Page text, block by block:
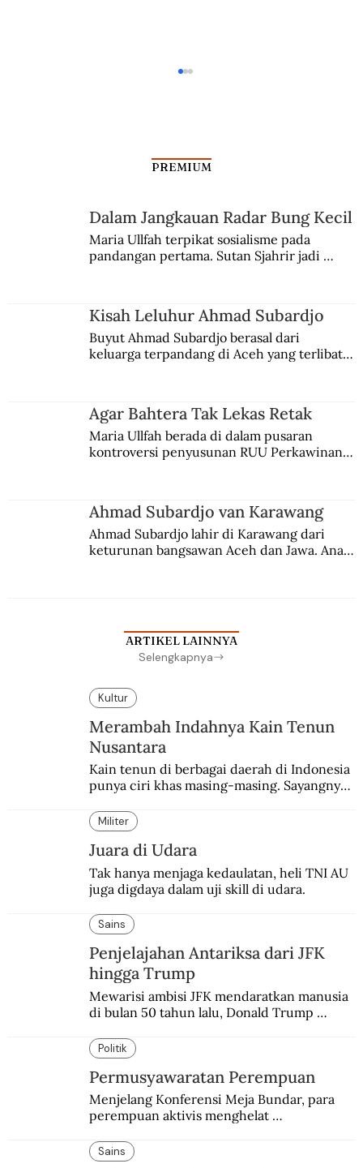
Malam Muda-Mudi Jakarta
PREMIUM
Dalam Jangkauan Radar Bung Kecil
Maria Ullfah terpikat sosialisme pada
pandangan pertama. Sutan Sjahrir jadi
Kisah Leluhur Ahmad Subardjo
Buyut Ahmad Subardjo berasal dari
keluarga terpandang di Aceh yang terlibat
Agar Bahtera Tak Lekas Retak
Maria Ullfah berada di dalam pusaran
kontroversi penyusunan RUU Perkawinan.
Ahmad Subardjo van Karawang
Ahmad Subardjo lahir di Karawang dari
keturunan bangsawan Aceh dan Jawa. Anak
ARTIKEL LAINNYA
Selengkapnya
Kultur
Merambah Indahnya Kain Tenun
Nusantara
Kain tenun di berbagai daerah di Indonesia
punya ciri khas masing-masing. Sayangnya,
belum memadai.
Militer
Juara di Udara
Tak hanya menjaga kedaulatan, heli TNI AU
juga digdaya dalam uji skill di udara.
Sains
Penjelajahan Antariksa dari JFK
hingga Trump
Mewarisi ambisi JFK mendaratkan manusia
di bulan 50 tahun lalu, Donald Trump
Politik
Permusyawaratan Perempuan
Menjelang Konferensi Meja Bundar, para
perempuan aktivis menghelat
delegasi Indonesia di KMB.
Sains